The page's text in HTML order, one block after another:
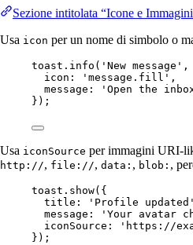
Sezione intitolata “Icone e
Usa icon per un nome di simbolo o
toast. info ( 'New message' ,
icon:
'message.fill' ,
message:
'Open the
});
Usa iconSource per immagini URI-
http://, file://, data: , blob: ,
toast. show({
title:
'Profile updated'
message:
'Your avatar
iconSource:
'https://
});